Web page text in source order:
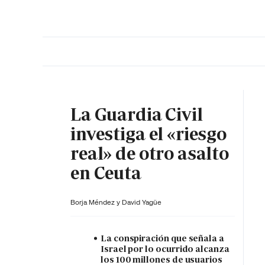
La Guardia Civil
investiga el «riesgo
real» de otro asalto
en Ceuta
Borja Méndez y David Yagüe
La conspiración que señala a
Israel por lo ocurrido alcanza
los 100 millones de usuarios